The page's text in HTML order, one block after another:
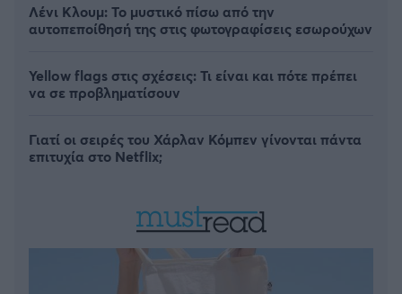
Λένι Κλουμ: Το μυστικό πίσω από την
αυτοπεποίθησή της στις φωτογραφίσεις εσωρούχων
Yellow flags στις σχέσεις: Τι είναι και πότε πρέπει
να σε προβληματίσουν
Γιατί οι σειρές του Χάρλαν Κόμπεν γίνονται πάντα
επιτυχία στο Netflix;